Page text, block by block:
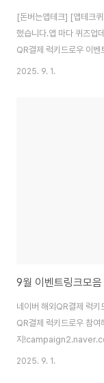
[돈버는앱테크] [앱테크
했습니다.앱 마다 퀴즈업
QR결제 럭키드로우 이
답 해외QR결제 럭키드로
2025. 9. 1.
9월 이벤트링크모음
네이버 해외QR결제 럭
QR결제 럭키드로우 참
지
받기https://
2025. 9. 1.